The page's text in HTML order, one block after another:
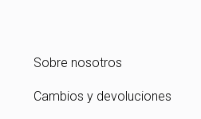
Sobre nosotros
Cambios y devoluciones